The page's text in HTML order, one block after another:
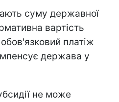
суму державної
вартість
платіж
держава у
не може